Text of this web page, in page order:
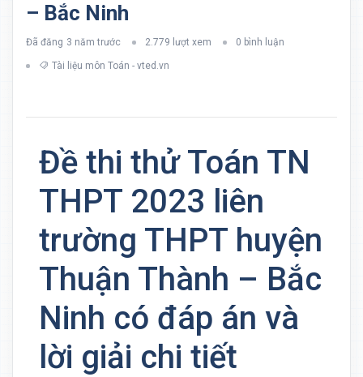
– Bắc Ninh
Đã đăng 3 năm trước 2.779 lượt xem 0 bình luận
Tài liệu môn Toán - vted.vn
Đề thi thử Toán TN
THPT 2023 liên
trường THPT huyện
Thuận Thành – Bắc
Ninh có đáp án và
lời giải chi tiết